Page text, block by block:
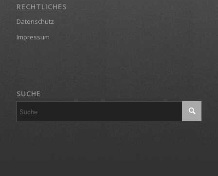
RECHTLICHES
Datenschutz
Impressum
SUCHE